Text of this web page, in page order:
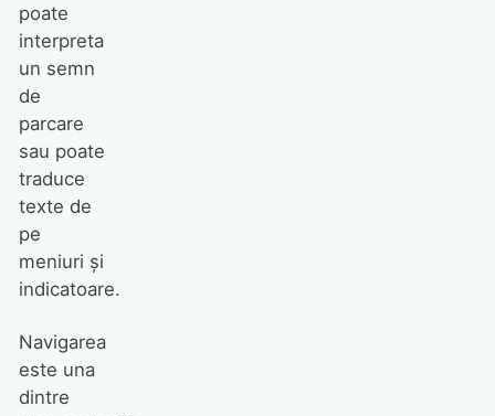
poate
interpreta
un semn
de
parcare
sau poate
traduce
texte de
pe
meniuri și
indicatoare.
Navigarea
este una
dintre